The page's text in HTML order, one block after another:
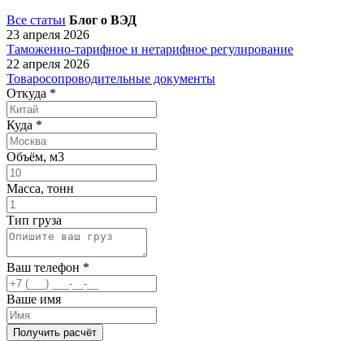
Все статьи Блог о ВЭД
23 апреля 2026
Таможенно-тарифное и нетарифное регулирование
22 апреля 2026
Товаросопроводительные документы
Откуда *
Куда *
Объём, м3
Масса, тонн
Тип груза
Ваш телефон *
Ваше имя